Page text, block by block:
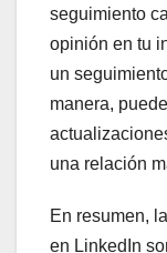
seguimiento
opinión en tu
un
manera,
una relación
En resumen,
en LinkedIn